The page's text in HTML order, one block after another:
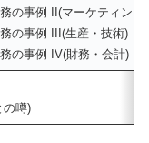
の事例 II(マーケティング)
の事例 III(生産・技術)
の事例 IV(財務・会計)
の噂)